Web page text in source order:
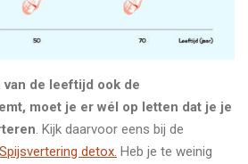
de leeftijd ook de
moet je er wél op letten dat je je
. Kijk daarvoor eens bij de
detox. Heb je te weinig